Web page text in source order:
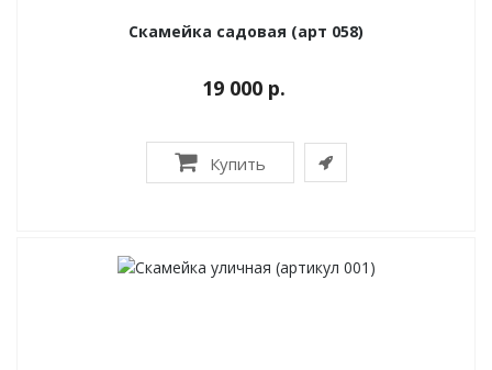
Скамейка садовая (арт 058)
19 000 р.
Купить